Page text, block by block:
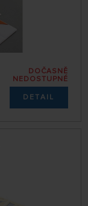
DOČASNĚ
NEDOSTUPNÉ
DETAIL